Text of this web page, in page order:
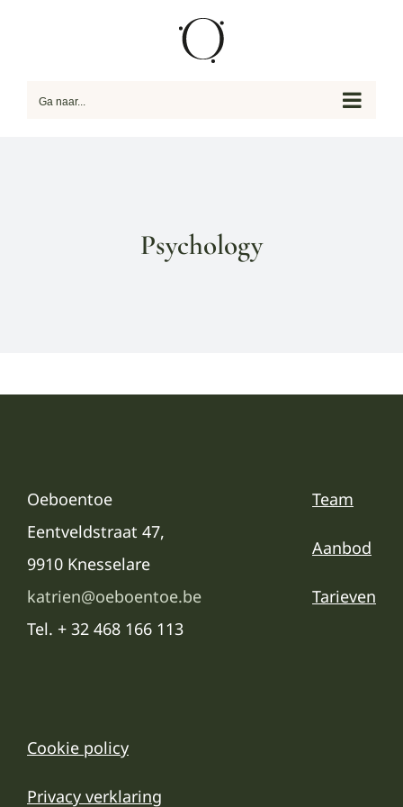
Ga naar...
Psychology
Oeboentoe
Eentveldstraat 47,
9910 Knesselare
katrien@oeboentoe.be
Tel. + 32 468 166 113
Team
Aanbod
Tarieven
Cookie policy
Privacy verklaring